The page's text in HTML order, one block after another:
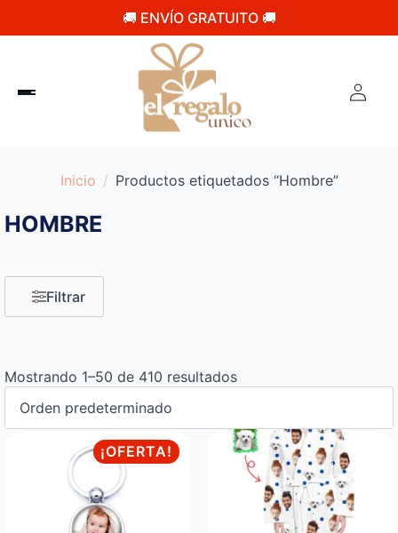
🚚 ENVÍO GRATUITO 🚚
Inicio Productos etiquetados “Hombre”
HOMBRE
Filtrar
Mostrando 1–50 de 410 resultados
¡OFERTA!